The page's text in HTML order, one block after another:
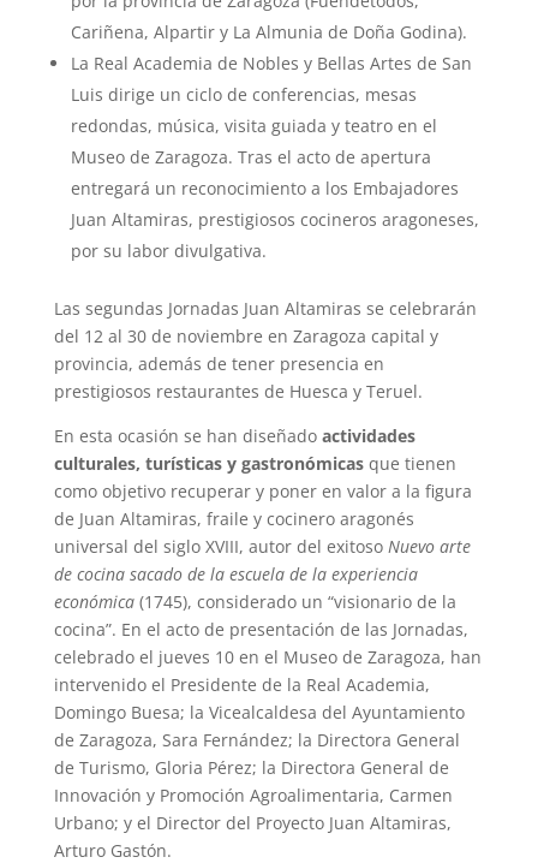
Cariñena, Alpartir y La Almunia de Doña Godina).
La Real Academia de Nobles y Bellas Artes de San
Luis dirige un ciclo de conferencias, mesas
redondas, música, visita guiada y teatro en el
Museo de Zaragoza. Tras el acto de apertura
entregará un reconocimiento a los Embajadores
Juan Altamiras, prestigiosos cocineros aragoneses,
por su labor divulgativa.
Las segundas Jornadas Juan Altamiras se celebrarán
del 12 al 30 de noviembre en Zaragoza capital y
provincia, además de tener presencia en
prestigiosos restaurantes de Huesca y Teruel.
En esta ocasión se han diseñadoactividades
culturales, turísticas y gastronómicas que tienen
como objetivo recuperar y poner en valor a la figura
de Juan Altamiras, fraile y cocinero aragonés
universal del siglo XVIII, autor del exitoso Nuevo arte
de cocina sacado de la escuela de la experiencia
económica(1745), considerado un “visionario de la
cocina”. En el acto de presentación de las Jornadas,
celebrado el jueves 10 en el Museo de Zaragoza, han
intervenido el Presidente de la Real Academia,
Domingo Buesa; la Vicealcaldesa del Ayuntamiento
de Zaragoza, Sara Fernández; la Directora General
de Turismo, Gloria Pérez; la Directora General de
Innovación y Promoción Agroalimentaria, Carmen
Urbano; y el Director del Proyecto Juan Altamiras,
Arturo Gastón.